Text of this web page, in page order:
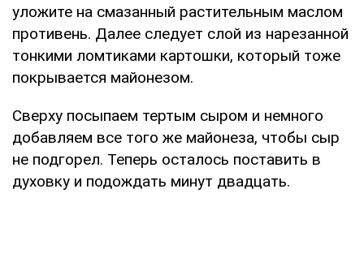
уложите на смазанный растительным маслом
противень. Далее следует слой из нарезанной
тонкими ломтиками картошки, который тоже
покрывается майонезом.
Сверху посыпаем тертым сыром и немного
добавляем все того же майонеза, чтобы сыр
не подгорел. Теперь осталось поставить в
духовку и подождать минут двадцать.